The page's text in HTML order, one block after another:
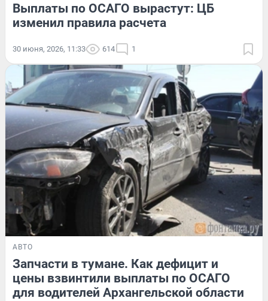
Выплаты по ОСАГО вырастут: ЦБ
изменил правила расчета
30 июня, 2026, 11:33 614 1
АВТО
Запчасти в тумане. Как дефицит и
цены взвинтили выплаты по ОСАГО
для водителей Архангельской области